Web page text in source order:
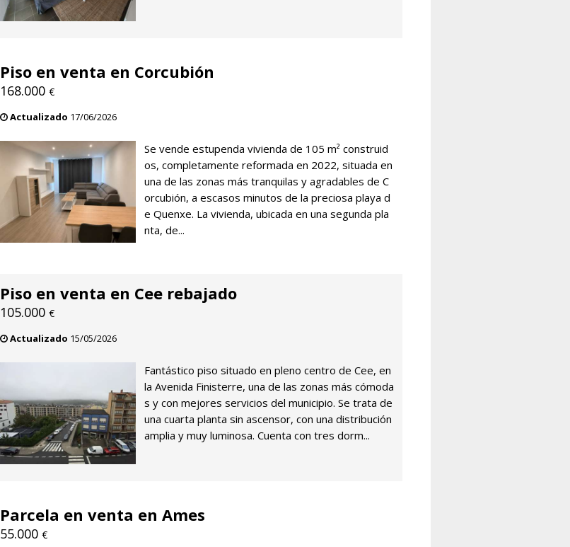
Piso en venta en Corcubión
168.000 €
Actualizado 17/06/2026
Se vende estupenda vivienda de 105 m² construid
os, completamente reformada en 2022, situada en
una de las zonas más tranquilas y agradables de C
orcubión, a escasos minutos de la preciosa playa d
e Quenxe. La vivienda, ubicada en una segunda pla
nta, de...
Piso en venta en Cee rebajado
105.000 €
Actualizado 15/05/2026
Fantástico piso situado en pleno centro de Cee, en
la Avenida Finisterre, una de las zonas más cómoda
s y con mejores servicios del municipio. Se trata de
una cuarta planta sin ascensor, con una distribución
amplia y muy luminosa. Cuenta con tres dorm...
Parcela en venta en Ames
55.000 €